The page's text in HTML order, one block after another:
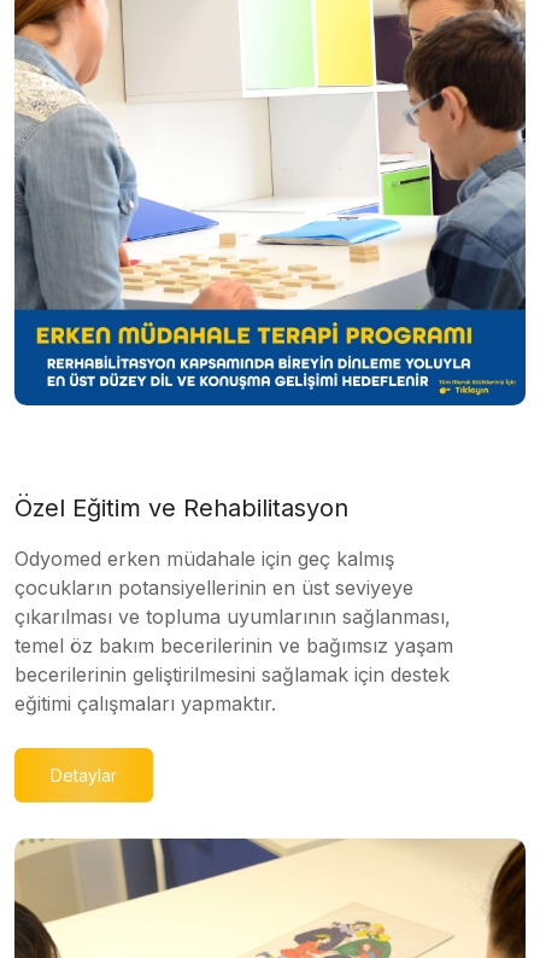
Özel Eğitim ve Rehabilitasyon
Odyomed erken müdahale için geç kalmış
çocukların potansiyellerinin en üst seviyeye
çıkarılması ve topluma uyumlarının sağlanması,
temel öz bakım becerilerinin ve bağımsız yaşam
becerilerinin geliştirilmesini sağlamak için destek
eğitimi çalışmaları yapmaktır.
Detaylar